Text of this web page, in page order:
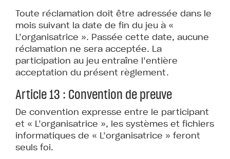
Toute réclamation doit être adressée dans le
mois suivant la date de fin du jeu à «
L’organisatrice ». Passée cette date, aucune
réclamation ne sera acceptée. La
participation au jeu entraîne l’entière
acceptation du présent règlement.
Article 13 : Convention de preuve
De convention expresse entre le participant
et « L’organisatrice », les systèmes et fichiers
informatiques de « L’organisatrice » feront
seuls foi.